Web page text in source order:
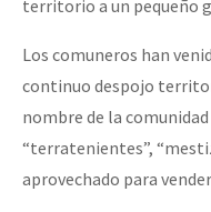
territorio a un pequeño
Los comuneros han
continuo despojo
nombre de la
“terratenientes”,
aprovechado para